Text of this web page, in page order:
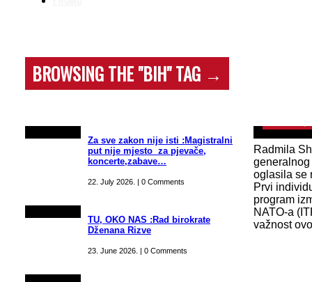
BROWSING THE "BIH" TAG →
Za sve zakon nije isti :Magistralni
put nije mjesto za pjevače,
koncerte,zabave…
22. July 2026. | 0 Comments
TU, OKO NAS :Rad birokrate
Dženana Rizve
23. June 2026. | 0 Comments
Radmila
oglasila se
Prvi
program
NATO-a
važnost